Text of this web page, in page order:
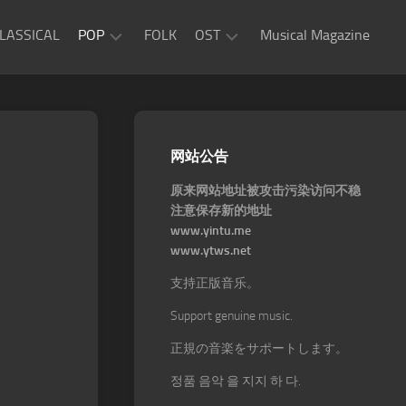
POP FOLK OST
OST
Musical Magazine
网站公告
原来网站地址被攻击污染访问不稳
注意保存新的地址
www.yintu.me
www.ytws.net
支持正版音乐。
Support genuine music.
正規の音楽をサポートします。
정품 음악 을 지지 하 다.